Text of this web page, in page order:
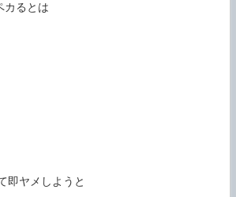
カるとは
即ヤメしようと